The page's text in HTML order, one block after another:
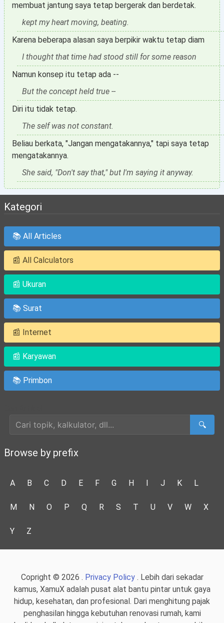
membuat jantung saya tetap bergerak dan berdetak.
kept my heart moving, beating.
Karena beberapa alasan saya berpikir waktu tetap diam
I thought that time had stood still for some reason
Namun konsep itu tetap ada --
But the concept held true --
Diri itu tidak tetap.
The self was not constant.
Beliau berkata, "Jangan mengatakannya," tapi saya tetap
mengatakannya.
She said, "Don't say that," but I'm saying it anyway.
Kategori
📚 All Articles
📰 All Calculators
📰 Ukuran
📚 Surat
📰 Internet
📰 Karyawan
📚 Primbon
🔍
Browse by prefix
A B C D E F G H I J K L
M N O P Q R S T U V W X
Y Z
Copright © 2026 . Privacy Policy. Lebih dari sekadar
kamus, XamuX adalah pusat alat bantu pintar untuk gaya
hidup, kesehatan, dan profesional. Dari menghitung pajak
penghasilan hingga kebutuhan renovasi rumah, kami